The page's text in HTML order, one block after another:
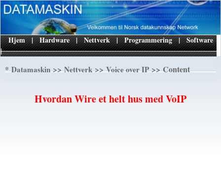
|
Hjem | Hardware | Nettverk | Programmering | Software
*Datamaskin>>Nettverk>>Voice over IP>> Content
Hvordan Wire et helt hus med VoIP